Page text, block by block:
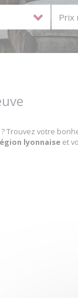
Trouvez votre
lyonnaise et